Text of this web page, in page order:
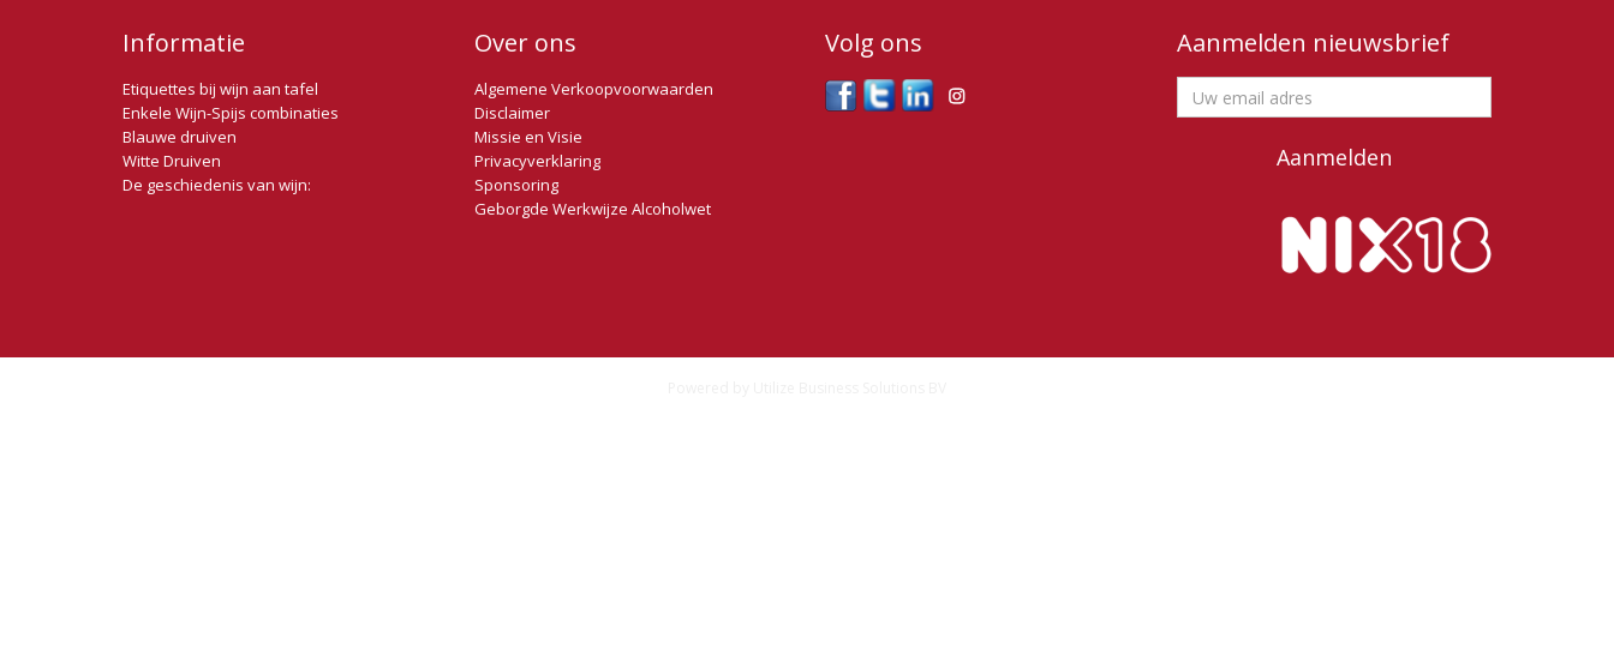
Informatie
Etiquettes bij wijn aan tafel
Enkele Wijn-Spijs combinaties
Blauwe druiven
Witte Druiven
De geschiedenis van wijn:
Over ons
Algemene Verkoopvoorwaarden
Disclaimer
Missie en Visie
Privacyverklaring
Sponsoring
Geborgde Werkwijze Alcoholwet
Volg ons Aanmelden nieuwsbrief